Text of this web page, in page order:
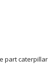
part caterpillar